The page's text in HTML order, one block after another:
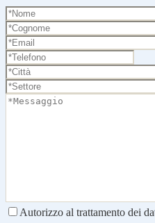
Autorizzo al trattamento dei